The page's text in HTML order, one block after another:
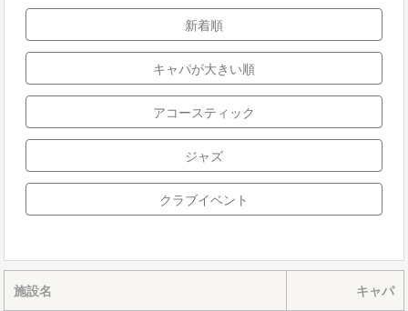
新着順
キャパが大きい順
アコースティック
ジャズ
クラブイベント
施設名 キャパ